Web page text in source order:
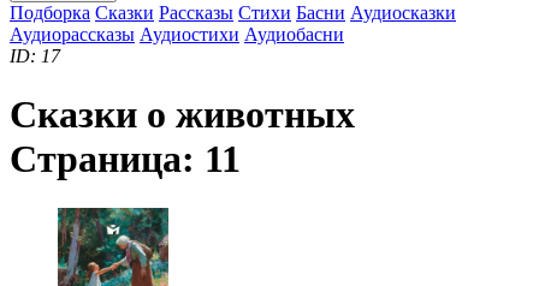
Подборка Сказки Рассказы Стихи Басни Аудиосказки
Аудиорассказы Аудиостихи Аудиобасни
ID: 17
Сказки о животных
Страница: 11